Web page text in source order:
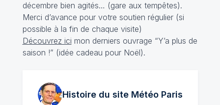
décembre bien agités… (gare aux tempêtes).
Merci d’avance pour votre soutien régulier (si
possible à la fin de chaque visite)
Découvrez ici mon derniers ouvrage “Y’a plus de
saison !” (idée cadeau pour Noël).
Histoire du site MétéoParis